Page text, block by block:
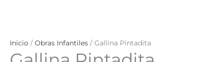
Inicio / Obras Infantiles / Gallina Pintadita